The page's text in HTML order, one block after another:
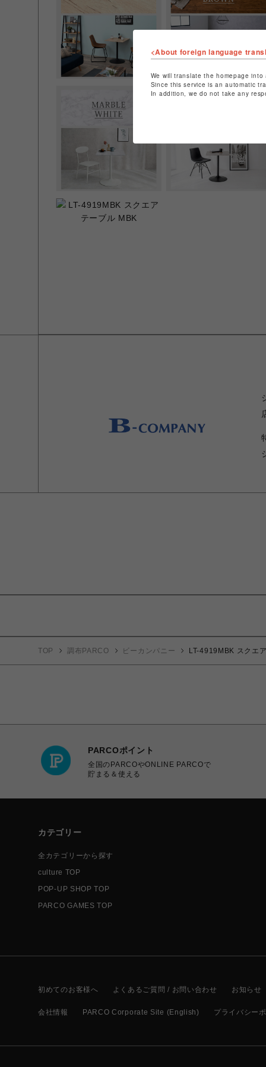
TOP 調布PARCO ビーカンパニー LT-4919MBK スクエ
PARCOポイント
全国のPARCOやONLINE PARCOで
貯まる＆使える
カテゴリー
全カテゴリーから探す
culture TOP
POP-UP SHOP TOP
PARCO GAMES TOP
初めてのお客様へ よくあるご質問 / お問い合わせ お知らせ
会社情報 PARCO Corporate Site (English) プライバシー
<About foreign language
We will translate the homepage
Since this service is an automatic
In addition, we do not take any